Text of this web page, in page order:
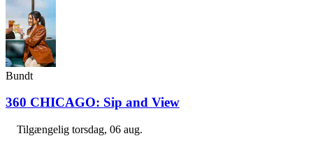
Bundt
360 CHICAGO: Sip and View
Tilgængelig torsdag, 06 aug.